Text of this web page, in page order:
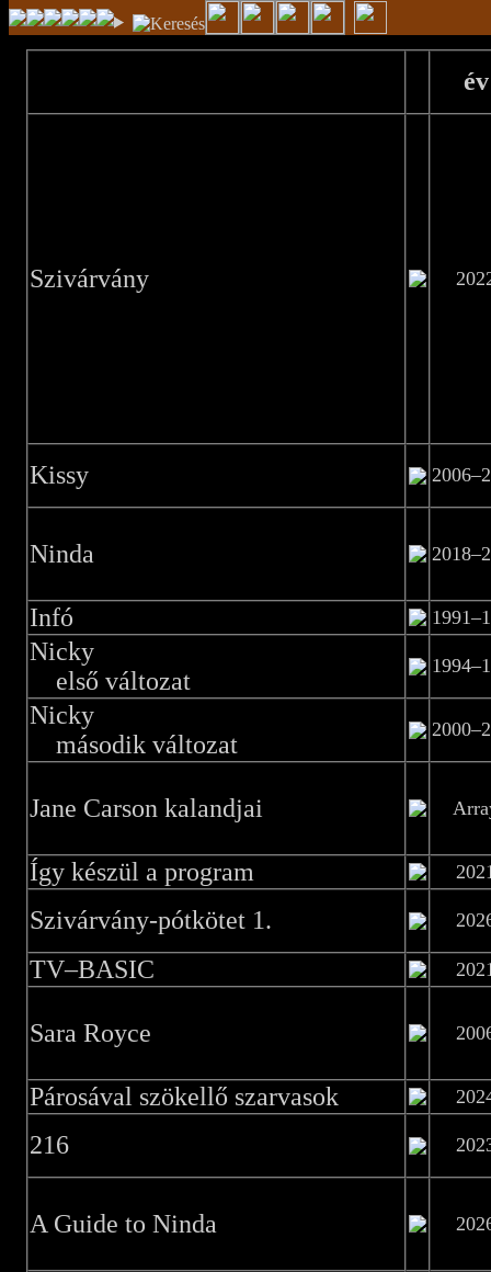
év
Szivárvány
Kissy
Ninda
Infó
Nicky
első változat
Nicky
második változat
Jane Carson kalandjai
Így készül a program
Szivárvány-pótkötet 1.
TV–BASIC
Sara Royce
Párosával szökellő szarvasok
216
A Guide to Ninda